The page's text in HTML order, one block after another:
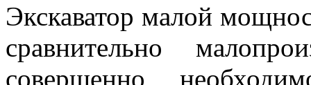
Экскаватор малой
сравнительно
совершенно